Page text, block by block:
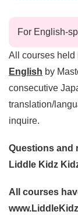
For English-
All courses held
English by
consecutive
translation/
inquire.
Questions and
Liddle Kidz
All courses